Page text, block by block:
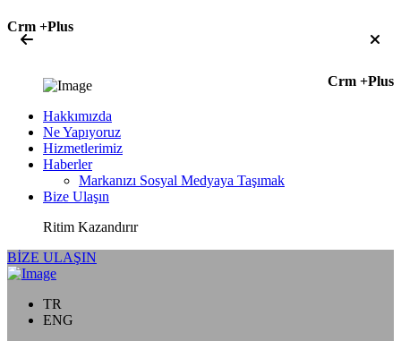
Crm +Plus
Crm +Plus
Hakkımızda
Ne Yapıyoruz
Hizmetlerimiz
Haberler
Markanızı Sosyal Medyaya Taşımak
Bize Ulaşın
Ritim Kazandırır
BİZE ULAŞIN
TR
ENG